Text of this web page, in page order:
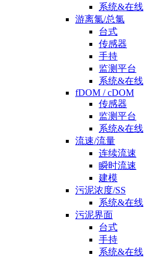
系统&在线
游离氯/总氯
台式
传感器
手持
监测平台
系统&在线
fDOM / cDOM
传感器
监测平台
系统&在线
流速/流量
连续流速
瞬时流速
建模
污泥浓度/SS
系统&在线
污泥界面
台式
手持
系统&在线